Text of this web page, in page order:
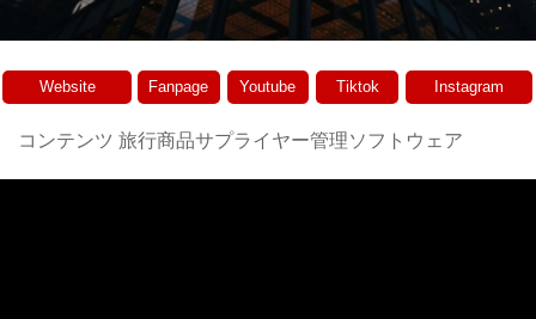
Website Fanpage Youtube Tiktok Instagram
コンテンツ 旅行商品サプライヤー管理ソフトウェア